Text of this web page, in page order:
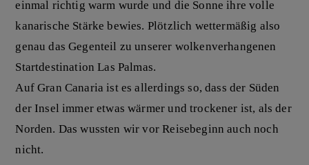
einmal richtig warm wurde und die Sonne ihre volle
kanarische Stärke bewies. Plötzlich wettermäßig also
genau das Gegenteil zu unserer wolkenverhangenen
Startdestination Las Palmas.
Auf Gran Canaria ist es allerdings so, dass der Süden
der Insel immer etwas wärmer und trockener ist, als der
Norden. Das wussten wir vor Reisebeginn auch noch
nicht.